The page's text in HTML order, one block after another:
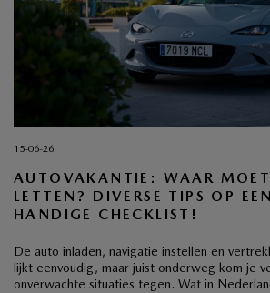
15-06-26
AUTOVAKANTIE: WAAR MOET
LETTEN? DIVERSE TIPS OP
HANDIGE CHECKLIST!
De auto inladen, navigatie instellen en
lijkt eenvoudig, maar juist onderweg kom je
onverwachte situaties tegen. Wat in